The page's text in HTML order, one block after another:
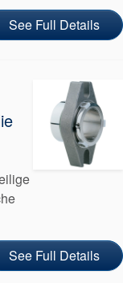
See Full Details
See Full Details